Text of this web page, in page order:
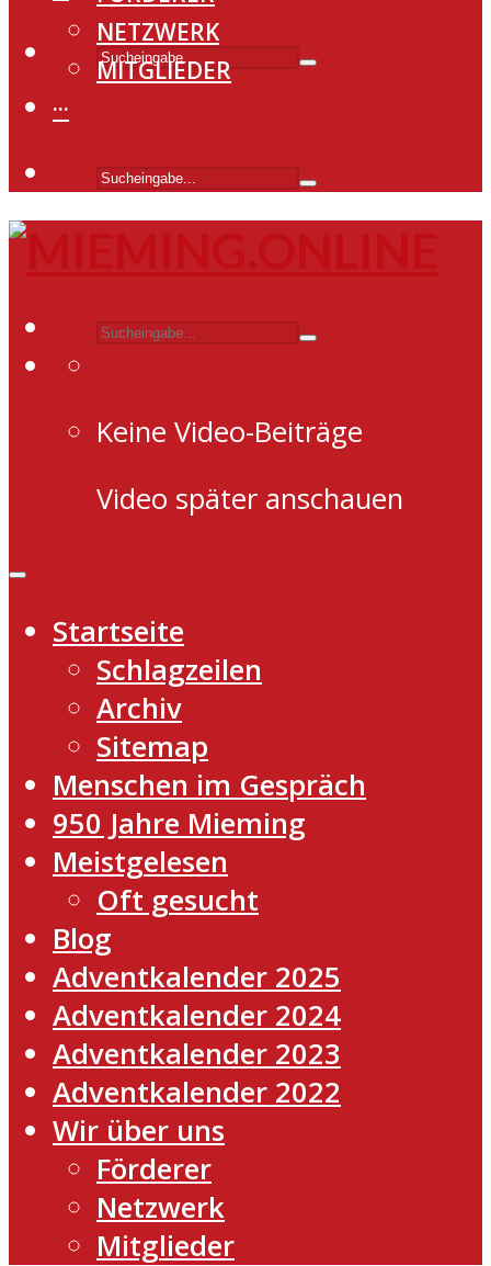
NETZWERK
MITGLIEDER
···
Keine Video-Beiträge
Video später anschauen
Startseite
Schlagzeilen
Archiv
Sitemap
Menschen im Gespräch
950 Jahre Mieming
Meistgelesen
Oft gesucht
Blog
Adventkalender 2025
Adventkalender 2024
Adventkalender 2023
Adventkalender 2022
Wir über uns
Förderer
Netzwerk
Mitglieder